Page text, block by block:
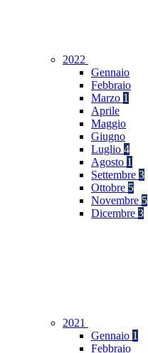
2022
Gennaio
Febbraio
Marzo 1
Aprile
Maggio
Giugno
Luglio 4
Agosto 1
Settembre 3
Ottobre 5
Novembre 5
Dicembre 3
2021
Gennaio 1
Febbraio